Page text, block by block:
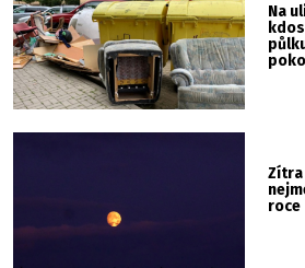
Na
Zítra
roce